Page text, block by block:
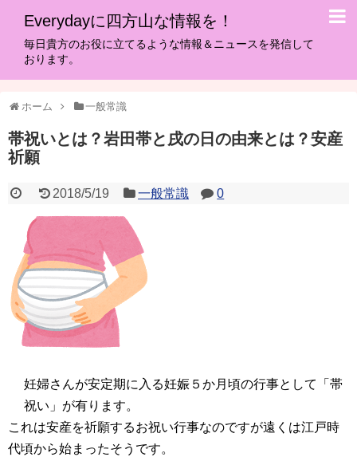
Everydayに四方山な情報を！
毎日貴方のお役に立てるような情報＆ニュースを発信して
おります。
ホーム 一般常識
帯祝いとは？岩田帯と戌の日の由来とは？安産
祈願
2018/5/19 一般常識 0
妊婦さんが安定期に入る妊娠５か月頃の行事として「帯
祝い」が有ります。
これは安産を祈願するお祝い行事なのですが遠くは江戸時
代頃から始まったそうです。